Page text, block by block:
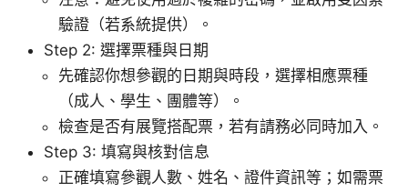
驗證（若系統提供）。
Step 2: 選擇票種與日期
先確認你想參觀的日期與時段，選擇相應票種
（成人、學生、團體等）。
檢查是否有展覽搭配票，若有請務必同時加入。
Step 3: 填寫與核對信息
正確填寫參觀人數、姓名、證件資訊等；如需票